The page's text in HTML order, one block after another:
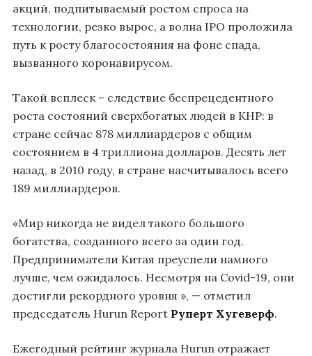
акций, подпитываемый ростом спроса на
технологии, резко вырос, а волна IPO проложила
путь к росту благосостояния на фоне спада,
вызванного коронавирусом.
Такой всплеск – следствие беспрецедентного
роста состояний сверхбогатых людей в КНР: в
стране сейчас 878 миллиардеров с общим
состоянием в 4 триллиона долларов. Десять лет
назад, в 2010 году, в стране насчитывалось всего
189 миллиардеров.
«Мир никогда не видел такого большого
богатства, созданного всего за один год.
Предприниматели Китая преуспели намного
лучше, чем ожидалось. Несмотря на Covid-19, они
достигли рекордного уровня », — отметил
председатель Hurun Report Руперт Хугеверф.
Ежегодный рейтинг журнала Hurun отражает